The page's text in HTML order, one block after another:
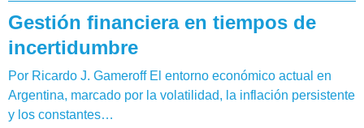
Gestión financiera en tiempos de
incertidumbre
Por Ricardo J. Gameroff El entorno económico actual en
Argentina, marcado por la volatilidad, la inflación persistente
y los constantes…